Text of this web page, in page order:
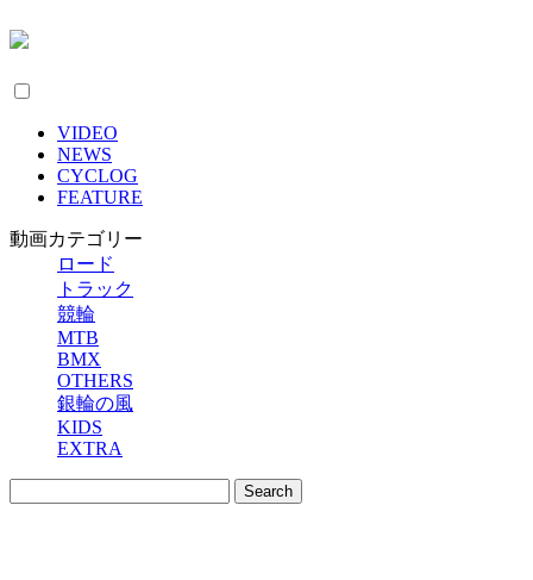
VIDEO
NEWS
CYCLOG
FEATURE
動画カテゴリー
ロード
トラック
競輪
MTB
BMX
OTHERS
銀輪の風
KIDS
EXTRA